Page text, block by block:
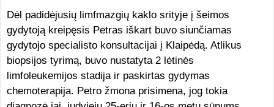
Dėl padidėjusių limfmazgių kaklo srityje į šeimos
gydytoją kreipęsis Petras iškart buvo siunčiamas
gydytojo specialisto konsultacijai į Klaipėdą. Atlikus
biopsijos tyrimą, buvo nustatyta 2 lėtinės
limfoleukemijos stadija ir paskirtas gydymas
chemoterapija. Petro žmona prisimena, jog tokia